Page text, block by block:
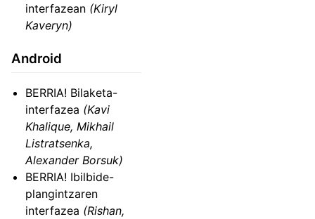
interfazean (Kiryl
Kaveryn)
Android
BERRIA! Bilaketa-
interfazea (Kavi
Khalique, Mikhail
Listratsenka,
Alexander Borsuk)
BERRIA! Ibilbide-
plangintzaren
interfazea (Rishan,